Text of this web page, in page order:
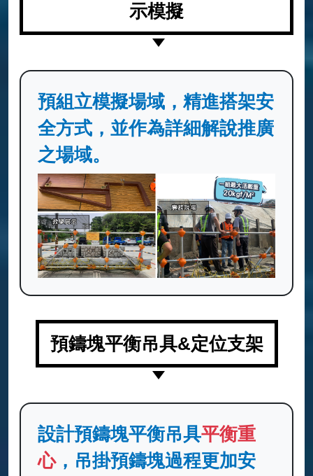
示模擬
預組立模擬場域，精進搭架安
全方式，並作為詳細解說推廣
之場域。
預鑄塊平衡吊具&定位支架
設計預鑄塊平衡吊具平衡重
心，吊掛預鑄塊過程更加安